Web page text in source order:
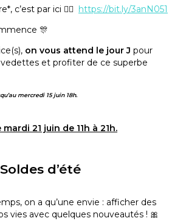
c’est par ici 👉🏼 https://bit.ly/3anN051
🎊
on vous attend le jour J pour
et profiter de ce superbe
mercredi 15 juin 18h.
mardi 21 juin de 11h à 21h.
d’été
on a qu’une envie : afficher des
vies avec quelques nouveautés ! 🎀